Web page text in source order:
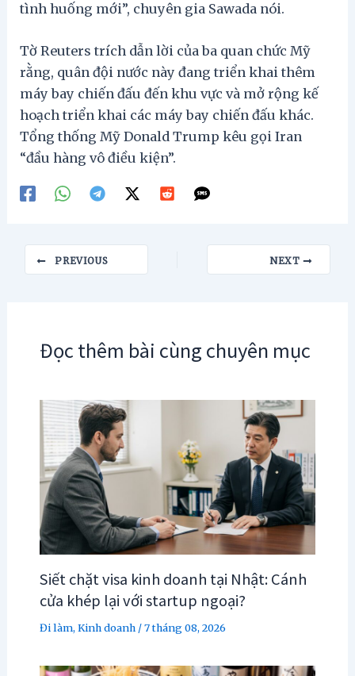
tình huống mới”, chuyên gia Sawada nói.
Tờ Reuters trích dẫn lời của ba quan chức Mỹ
rằng, quân đội nước này đang triển khai thêm
máy bay chiến đấu đến khu vực và mở rộng kế
hoạch triển khai các máy bay chiến đấu khác.
Tổng thống Mỹ Donald Trump kêu gọi Iran
“đầu hàng vô điều kiện”.
navigation
PREVIOUS NEXT
Đọc thêm bài cùng chuyên mục
Siết chặt visa kinh doanh tại Nhật: Cánh
cửa khép lại với startup ngoại?
Đi làm, Kinh doanh/7 tháng 08, 2026